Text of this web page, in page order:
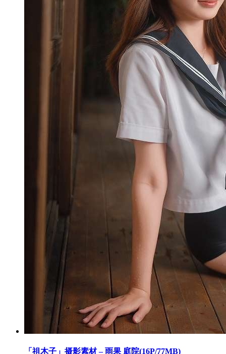
「祖木子」摄影素材 – 雨果 庭院(16P/77MB)